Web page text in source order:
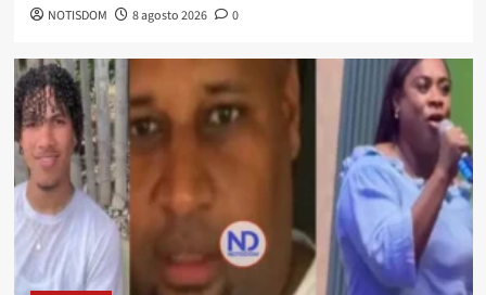
NOTISDOM 8 agosto 2026 0